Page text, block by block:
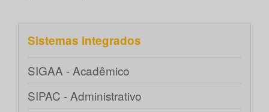
Sistemas integrados
SIGAA - Acadêmico
SIPAC - Administrativo